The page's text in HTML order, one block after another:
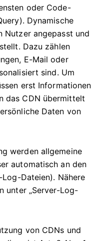
oder Code-
Dynamische
Nutzer angepasst und
Dazu zählen
E-Mail oder
sind. Um
erst Informationen
das CDN übermittelt
Daten von
werden allgemeine
automatisch an den
Dateien). Nähere
unter „Server-Log-
von CDNs und